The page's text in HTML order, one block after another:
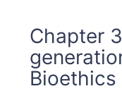
Chapter